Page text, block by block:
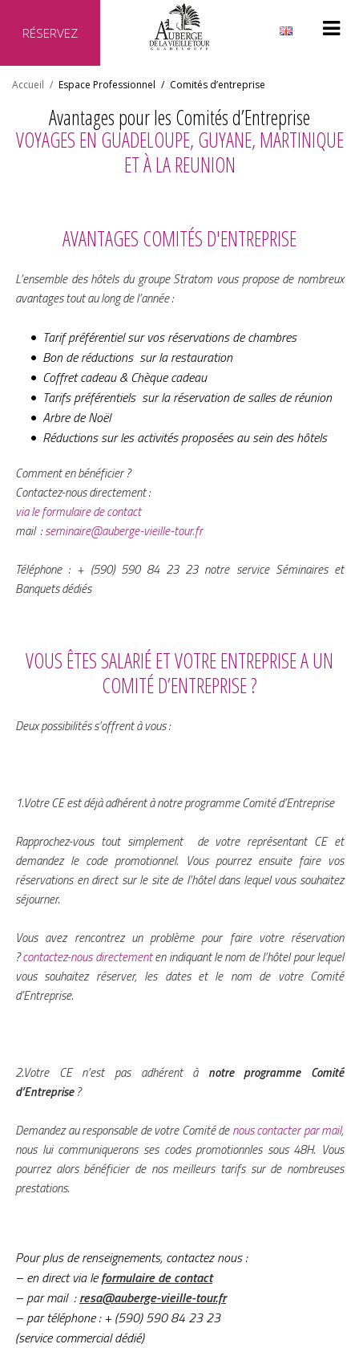
RÉSERVEZ
Accueil / Espace Professionnel / Comités d’entreprise
Meilleur prix garanti
Aucun frais supplémentaire
Avantages pour les Comités d’Entreprise
VOYAGES EN GUADELOUPE, GUYANE, MARTINIQUE
ET À LA REUNION
AVANTAGES COMITÉS D'ENTREPRISE
L’ensemble des hôtels du groupe Stratom vous propose de nombreux
avantages tout au long de l’année :
Tarif préférentiel sur vos réservations de chambres
Bon de réductions sur la restauration
Coffret cadeau & Chèque cadeau
Tarifs préférentiels sur la réservation de salles de réunion
Arbre de Noël
Réductions sur les activités proposées au sein des hôtels
Comment en bénéficier ?
Contactez-nous directement :
via le formulaire de contact
mail :seminaire@auberge-vieille-tour.fr
Téléphone : + (590) 590 84 23 23 notre service Séminaires et
Banquets dédiés
VOUS ÊTES SALARIÉ ET VOTRE ENTREPRISE A UN
COMITÉ D’ENTREPRISE ?
Deux possibilités s’offrent à vous :
1.Votre CE est déjà adhérent à notre programme Comité d’Entreprise
Rapprochez-vous tout simplement de votre représentant CE et
demandez le code promotionnel. Vous pourrez ensuite faire vos
réservations en direct sur le site de l’hôtel dans lequel vous souhaitez
séjourner.
Vous avez rencontrez un problème pour faire votre réservation
?contactez-nous directementen indiquant le nom de l’hôtel pour lequel
vous souhaitez réserver, les dates et le nom de votre Comité
d’Entreprise.
2.Votre CE n’est pas adhérent à notre programme Comité
d’Entreprise?
Demandez au responsable de votre Comité denous contacter par mail,
nous lui communiquerons ses codes promotionnles sous 48H. Vous
pourrez alors bénéficier de nos meilleurs tarifs sur de nombreuses
prestations.
Pour plus de renseignements, contactez nous :
– en direct via leformulaire de contact
– par mail :resa@auberge-vieille-tour.fr
– par téléphone: + (590) 590 84 23 23
(service commercial dédié)